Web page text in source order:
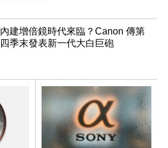
內建增倍鏡時代來臨？Canon 傳第
四季末發表新一代大白巨砲